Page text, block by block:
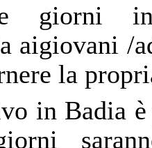
giorni in
aigiovani /
la
in Badia
sar